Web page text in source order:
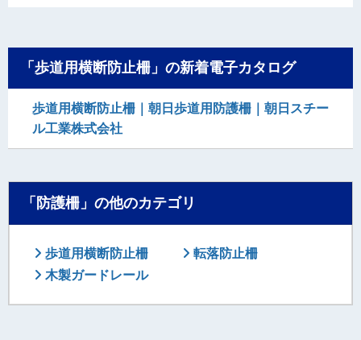
「歩道用横断防止柵」の新着電子カタログ
歩道用横断防止柵｜朝日歩道用防護柵｜朝日スチー
ル工業株式会社
「防護柵」の他のカテゴリ
歩道用横断防止柵
転落防止柵
木製ガードレール